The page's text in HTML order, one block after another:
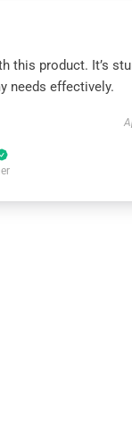
this product. It’s
needs effectively.